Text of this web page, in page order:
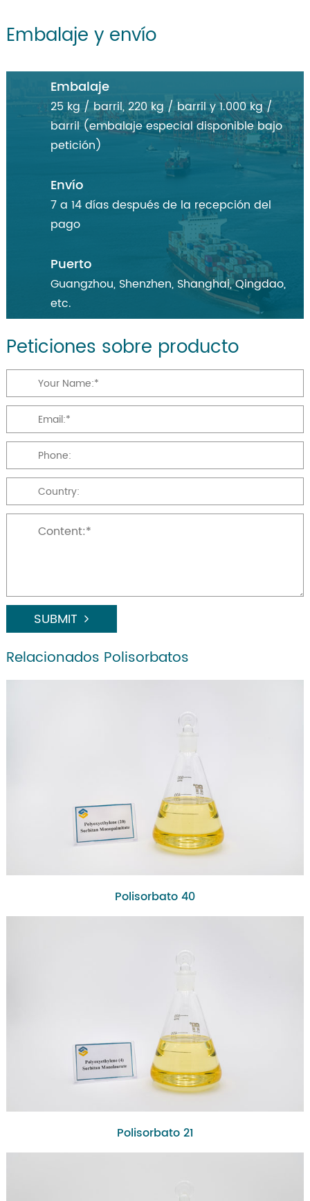
Embalaje y envío
Embalaje
25 kg / barril, 220 kg / barril y 1.000 kg /
barril (embalaje especial disponible bajo
petición)
Envío
7 a 14 días después de la recepción del
pago
Puerto
Guangzhou, Shenzhen, Shanghai, Qingdao,
etc.
Peticiones sobre producto
SUBMIT
Relacionados Polisorbatos
Polisorbato 40
Polisorbato 21